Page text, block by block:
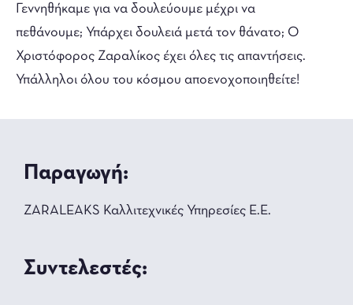
Γεννηθήκαμε για να δουλεύουμε μέχρι να
πεθάνουμε; Υπάρχει δουλειά μετά τον θάνατο; Ο
Χριστόφορος Ζαραλίκος έχει όλες τις απαντήσεις.
Υπάλληλοι όλου του κόσμου αποενοχοποιηθείτε!
Παραγωγή:
ZARALEAKS Καλλιτεχνικές Υπηρεσίες Ε.Ε.
Συντελεστές: